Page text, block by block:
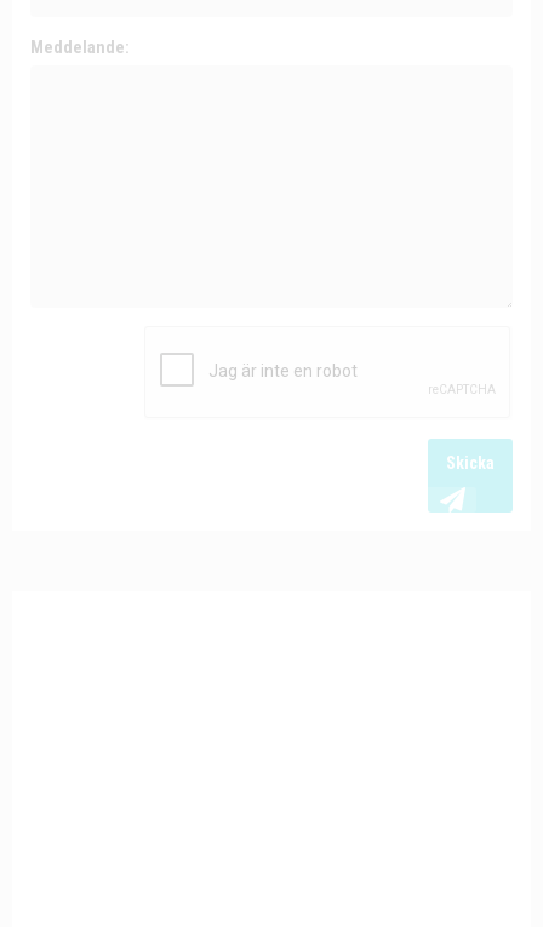
Meddelande:
Skicka